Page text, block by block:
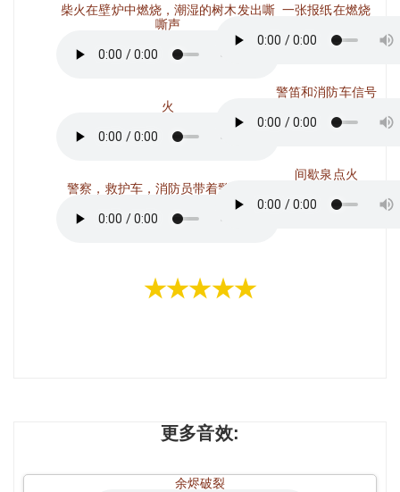
柴火在壁炉中燃烧，潮湿的树木发出嘶
嘶声
火
警察，救护车，消防员带着警笛驶过
一张报纸在燃烧
警笛和消防车信号
间歇泉点火
★★★★★
更多音效:
余烬破裂